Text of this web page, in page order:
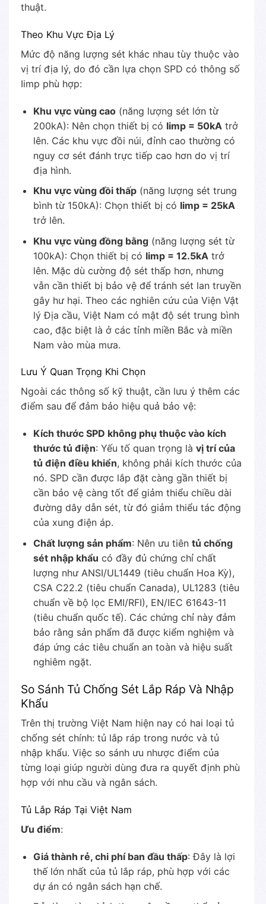
thuật.
Theo Khu Vực Địa Lý
Mức độ năng lượng sét khác nhau tùy thuộc vào
vị trí địa lý, do đó cần lựa chọn SPD có thông số
Iimp phù hợp:
Khu vực vùng cao(năng lượng sét lớn từ
200kA): Nên chọn thiết bị có Iimp = 50kA trở
lên. Các khu vực đồi núi, đỉnh cao thường có
nguy cơ sét đánh trực tiếp cao hơn do vị trí
địa hình.
Khu vực vùng đồi thấp(năng lượng sét trung
bình từ 150kA): Chọn thiết bị có Iimp = 25kA
trở lên.
Khu vực vùng đồng bằng(năng lượng sét từ
100kA): Chọn thiết bị có Iimp = 12.5kA trở
lên. Mặc dù cường độ sét thấp hơn, nhưng
vẫn cần thiết bị bảo vệ để tránh sét lan truyền
gây hư hại. Theo các nghiên cứu của Viện Vật
lý Địa cầu, Việt Nam có mật độ sét trung bình
cao, đặc biệt là ở các tỉnh miền Bắc và miền
Nam vào mùa mưa.
Lưu Ý Quan Trọng Khi Chọn
Ngoài các thông số kỹ thuật, cần lưu ý thêm các
điểm sau để đảm bảo hiệu quả bảo vệ:
Kích thước SPD không phụ thuộc vào kích
thước tủ điện: Yếu tố quan trọng là vị trí của
tủ điện điều khiển, không phải kích thước của
nó. SPD cần được lắp đặt càng gần thiết bị
cần bảo vệ càng tốt để giảm thiểu chiều dài
đường dây dẫn sét, từ đó giảm thiểu tác động
của xung điện áp.
Chất lượng sản phẩm: Nên ưu tiên tủ chống
sét nhập khẩu có đầy đủ chứng chỉ chất
lượng như ANSI/UL1449 (tiêu chuẩn Hoa Kỳ),
CSA C22.2 (tiêu chuẩn Canada), UL1283 (tiêu
chuẩn về bộ lọc EMI/RFI), EN/IEC 61643-11
(tiêu chuẩn quốc tế). Các chứng chỉ này đảm
bảo rằng sản phẩm đã được kiểm nghiệm và
đáp ứng các tiêu chuẩn an toàn và hiệu suất
nghiêm ngặt.
So Sánh Tủ Chống Sét Lắp Ráp Và Nhập
Khẩu
Trên thị trường Việt Nam hiện nay có hai loại tủ
chống sét chính: tủ lắp ráp trong nước và tủ
nhập khẩu. Việc so sánh ưu nhược điểm của
từng loại giúp người dùng đưa ra quyết định phù
hợp với nhu cầu và ngân sách.
Tủ Lắp Ráp Tại Việt Nam
Ưu điểm:
Giá thành rẻ, chi phí ban đầu thấp: Đây là lợi
thế lớn nhất của tủ lắp ráp, phù hợp với các
dự án có ngân sách hạn chế.